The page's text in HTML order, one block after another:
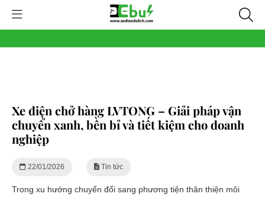
Xe điện chở hàng LVTONG – Giải pháp vận
chuyển xanh, bền bỉ và tiết kiệm cho doanh
nghiệp
22/01/2026 Tin tức
Trong xu hướng chuyển đổi sang phương tiện thân thiện môi